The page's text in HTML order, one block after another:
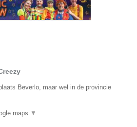
Beverlo, maar wel in de provincie
maps ▼